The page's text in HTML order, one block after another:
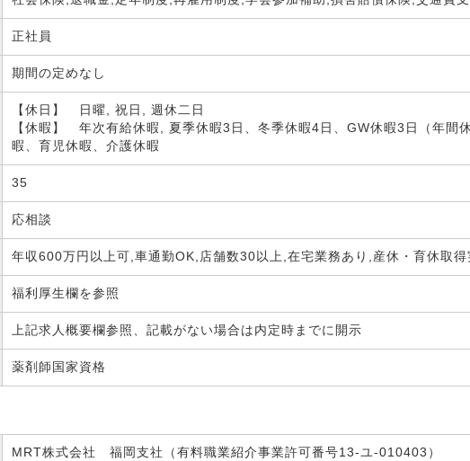
正社員
期間の定めなし
【休日】 日曜, 祝日, 週休二日
【休暇】 年次有給休暇, 夏季休暇3日、冬季休暇4日、GW休暇3日（年間
暇、育児休暇、介護休暇
35
応相談
年収600万円以上可,車通勤OK,店舗数30以上,在宅業務あり,産休・育休取
福利厚生欄を参照
上記求人概要欄参照、記載がない場合は内定時までに開示
薬剤師国家資格
MRT株式会社 福岡支社（有料職業紹介事業許可番号13-ユ-010403）